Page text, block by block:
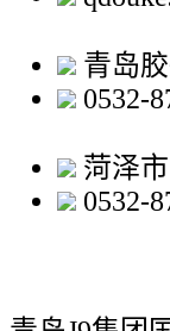
青岛
0532-
菏泽
0532-